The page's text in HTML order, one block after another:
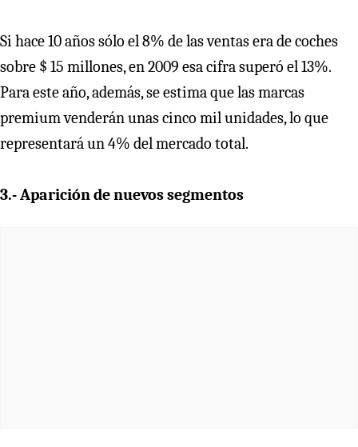
Si hace 10 años sólo el 8% de las ventas era de coches
sobre $ 15 millones, en 2009 esa cifra superó el 13%.
Para este año, además, se estima que las marcas
premium venderán unas cinco mil unidades, lo que
representará un 4% del mercado total.
3.- Aparición de nuevos segmentos